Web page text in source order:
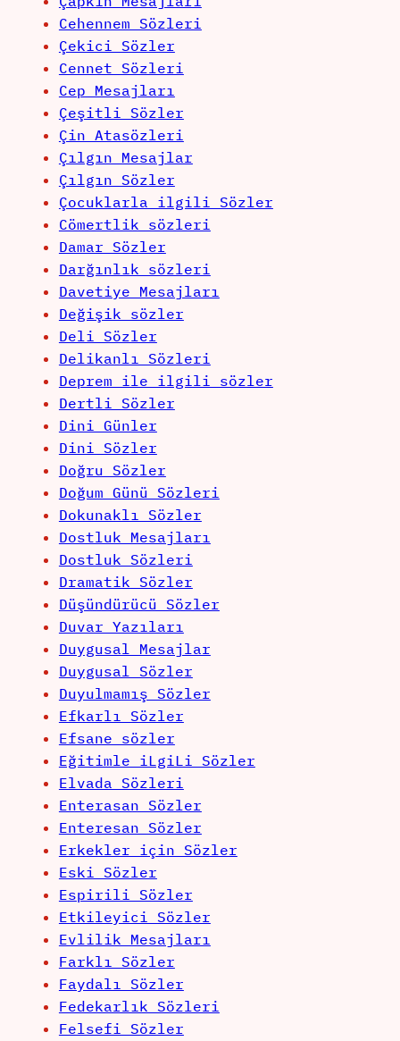
Cehennem Sözleri
Çekici Sözler
Cennet Sözleri
Cep Mesajları
Çeşitli Sözler
Çin Atasözleri
Çılgın Mesajlar
Çılgın Sözler
Çocuklarla ilgili Sözler
Cömertlik sözleri
Damar Sözler
Darğınlık sözleri
Davetiye Mesajları
Değişik sözler
Deli Sözler
Delikanlı Sözleri
Deprem ile ilgili sözler
Dertli Sözler
Dini Günler
Dini Sözler
Doğru Sözler
Doğum Günü Sözleri
Dokunaklı Sözler
Dostluk Mesajları
Dostluk Sözleri
Dramatik Sözler
Düşündürücü Sözler
Duvar Yazıları
Duygusal Mesajlar
Duygusal Sözler
Duyulmamış Sözler
Efkarlı Sözler
Efsane sözler
Eğitimle iLgiLi Sözler
Elvada Sözleri
Enterasan Sözler
Enteresan Sözler
Erkekler için Sözler
Eski Sözler
Espirili Sözler
Etkileyici Sözler
Evlilik Mesajları
Farklı Sözler
Faydalı Sözler
Fedekarlık Sözleri
Felsefi Sözler